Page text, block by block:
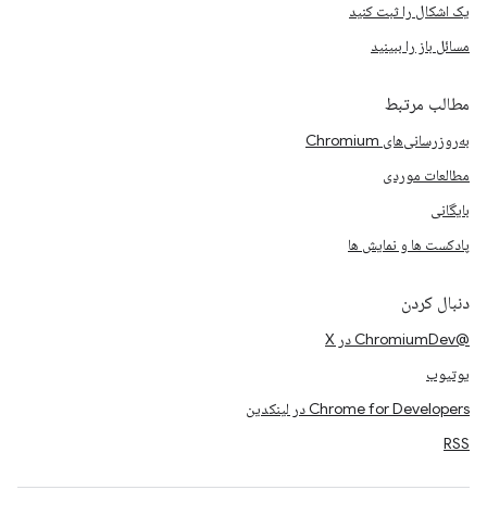
یک اشکال را ثبت کنید
مسائل باز را ببینید
مطالب مرتبط
به‌روزرسانی‌های Chromium
مطالعات موردی
بایگانی
پادکست ها و نمایش ها
دنبال کردن
@ChromiumDev در X
یوتیوب
Chrome for Developers در لینکدین
RSS